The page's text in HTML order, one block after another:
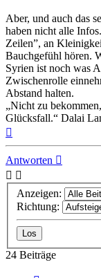
Aber, und auch das
haben nicht alle
Zeilen”, an
Bauchgefühl hören.
Syrien ist noch was
Zwischenrolle
Abstand halten.
„Nicht zu
Glücksfall.“ Dalai
Antworten
Anzeigen:
Richtung:
24 Beiträge